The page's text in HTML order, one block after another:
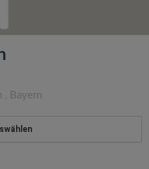
, Bayern